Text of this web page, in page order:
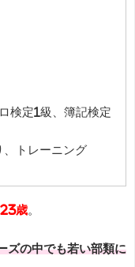
検定1級、簿記検定
、トレーニング
23歳
ズの中でも若い部類に